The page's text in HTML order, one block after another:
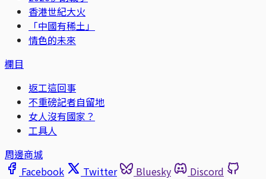
香港世紀大火
「中國有稀土」
情色的未來
欄目
返工這回事
不重磅記者自留地
女人沒有國家？
工具人
周邊商城
Facebook
Twitter Bluesky
Discord